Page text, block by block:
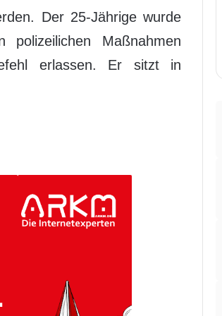
Der 25-Jährige wurde
Maßnahmen
erlassen. Er sitzt in